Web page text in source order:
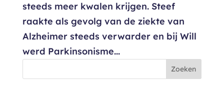
steeds meer kwalen krijgen. Steef
raakte als gevolg van de ziekte van
Alzheimer steeds verwarder en bij Will
werd Parkinsonisme...